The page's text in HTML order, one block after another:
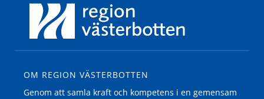
OM REGION VÄSTERBOTTEN
Genom att samla kraft och kompetens i en gemensam